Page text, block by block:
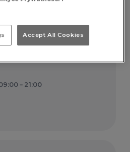
Art w Parku
wzornictwo łączy
– 21:00
Accept All Cookies